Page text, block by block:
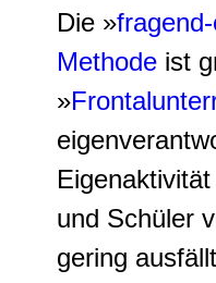
Die »
Methode ist
»
und Schüler
gering